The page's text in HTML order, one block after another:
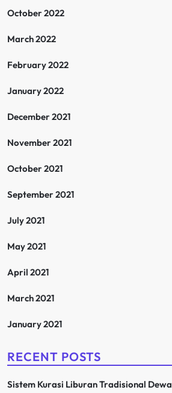
October 2022
March 2022
February 2022
January 2022
December 2021
November 2021
October 2021
September 2021
July 2021
May 2021
April 2021
March 2021
January 2021
RECENT POSTS
Sistem Kurasi Liburan Tradisional